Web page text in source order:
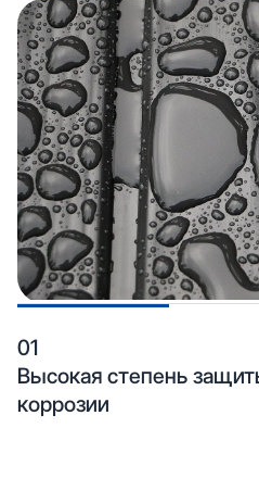
01
Высокая степень
коррозии